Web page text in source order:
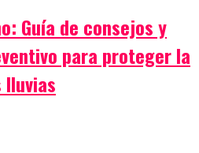
Guía de consejos y
para proteger la